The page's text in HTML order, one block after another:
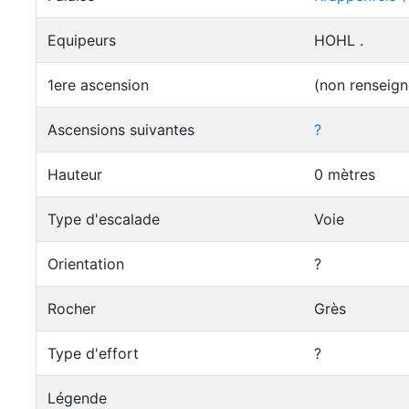
Equipeurs HOHL .
1ere ascension (non
Ascensions suivantes ?
Hauteur 0 mètres
Type d'escalade Voie
Orientation ?
Rocher Grès
Type d'effort ?
Légende